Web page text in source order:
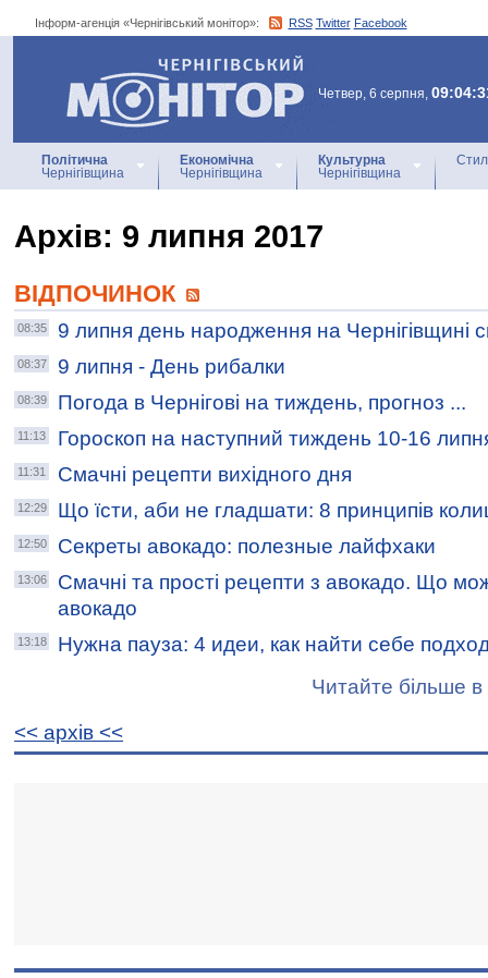
Інформ-агенція «Чернігівський монітор»: RSS Twitter Facebook
Інформ-агенція
«Чернігівський монітор»
Четвер, 6 серпня,
Політична
Чернігівщина
Економічна
Чернігівщина
Культурна
Чернігівщина
Архiв: 9 липня 2017
ВІДПОЧИНОК
08:35 9 липня день народження на Чернігівщині
08:37 9 липня - День рибалки
08:39 Погода в Чернігові на тиждень, прогноз ...
11:13 Гороскоп на наступний тиждень 10-16
11:31 Смачні рецепти вихідного дня
12:29 Що їсти, аби не гладшати: 8 принципів
12:50 Секреты авокадо: полезные лайфхаки
13:06
Смачні та прості рецепти з авокадо. Що
авокадо
13:18
Нужна пауза: 4 идеи, как найти себе
Читайте більше в
<< архiв <<